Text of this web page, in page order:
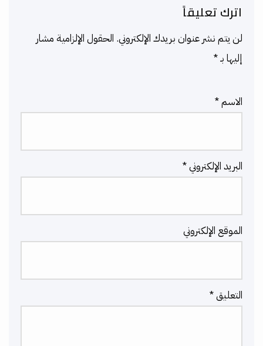
اترك تعليقاً
لن يتم نشر عنوان بريدك الإلكتروني. الحقول الإلزامية مشار
إليها بـ*
الاسم*
البريد الإلكتروني*
الموقع الإلكتروني
التعليق*